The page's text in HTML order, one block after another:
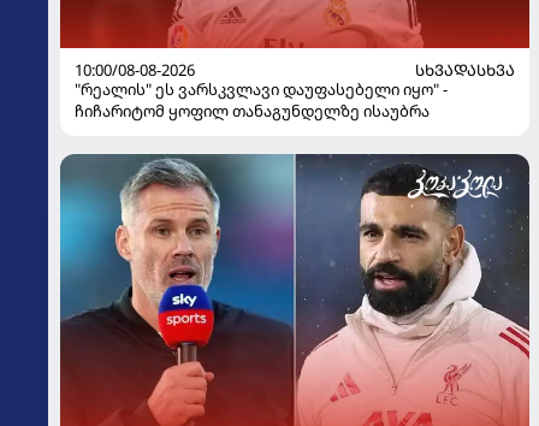
10:00/08-08-2026
ᲡᲮᲕᲐᲓᲐᲡᲮᲕᲐ
"რეალის" ეს ვარსკვლავი დაუფასებელი იყო" -
ჩიჩარიტომ ყოფილ თანაგუნდელზე ისაუბრა